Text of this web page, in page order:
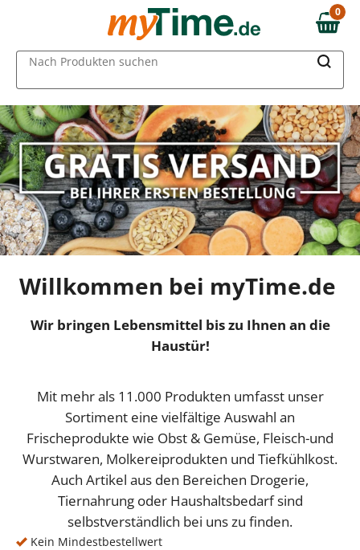
0,00 €
0
Nach Produkten suchen
Willkommen bei myTime.de
Wir bringen Lebensmittel bis zu Ihnen an die
Haustür!
Mit mehr als 11.000 Produkten umfasst unser
Sortiment eine vielfältige Auswahl an
Frischeprodukte wie Obst & Gemüse, Fleisch-und
Wurstwaren, Molkereiprodukten und Tiefkühlkost.
Auch Artikel aus den Bereichen Drogerie,
Tiernahrung oder Haushaltsbedarf sind
selbstverständlich bei uns zu finden.
Kein Mindestbestellwert